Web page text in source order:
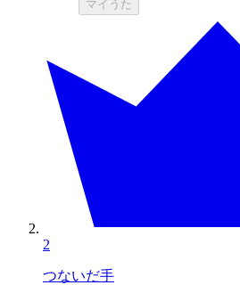
マイうた
2
つないだ手